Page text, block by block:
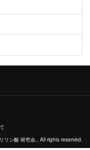
リン酸 研究会., All rights reserved.